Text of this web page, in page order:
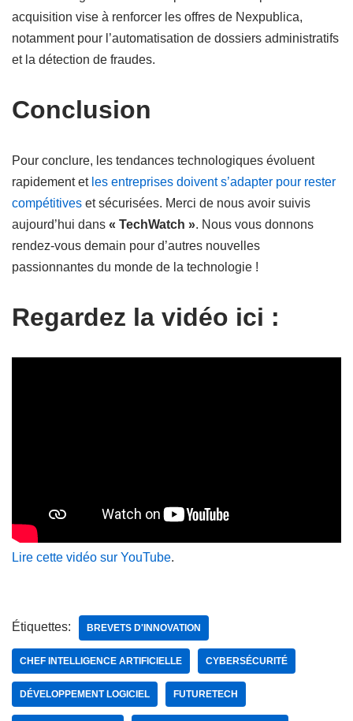
acquisition vise à renforcer les offres de Nexpublica,
notamment pour l’automatisation de dossiers administratifs
et la détection de fraudes.
Conclusion
Pour conclure, les tendances technologiques évoluent
rapidement et les entreprises doivent s’adapter pour rester
compétitives et sécurisées. Merci de nous avoir suivis
aujourd’hui dans « TechWatch ». Nous vous donnons
rendez-vous demain pour d’autres nouvelles
passionnantes du monde de la technologie !
Regardez la vidéo ici :
Lire cette vidéo sur YouTube.
Étiquettes: BREVETS D'INNOVATION
CHEF INTELLIGENCE ARTIFICIELLE CYBERSÉCURITÉ
DÉVELOPPEMENT LOGICIEL FUTURETECH